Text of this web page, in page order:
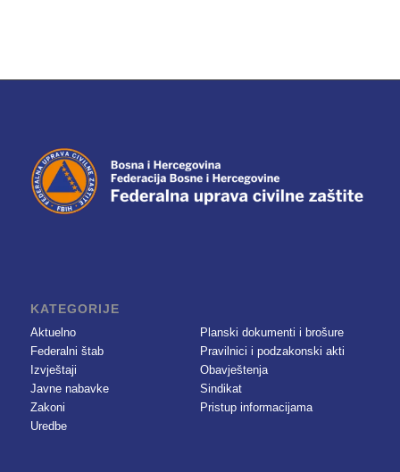
KATEGORIJE
Aktuelno
Federalni štab
Izvještaji
Javne nabavke
Zakoni
Uredbe
Planski dokumenti i brošure
Pravilnici i podzakonski akti
Obavještenja
Sindikat
Pristup informacijama